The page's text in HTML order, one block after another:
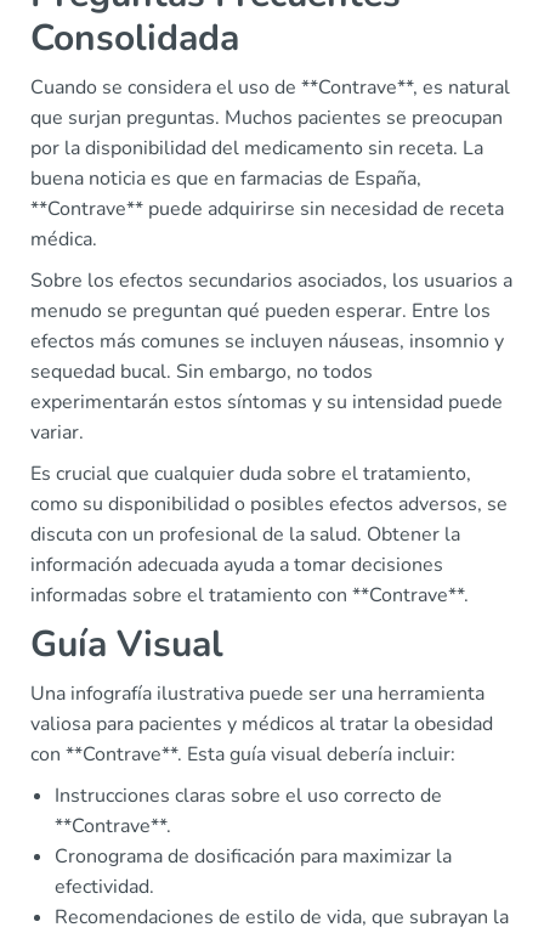
Consolidada
Cuando se considera el uso de **Contrave**, es natural
que surjan preguntas. Muchos pacientes se preocupan
por la disponibilidad del medicamento sin receta. La
buena noticia es que en farmacias de España,
**Contrave** puede adquirirse sin necesidad de receta
médica.
Sobre los efectos secundarios asociados, los usuarios a
menudo se preguntan qué pueden esperar. Entre los
efectos más comunes se incluyen náuseas, insomnio y
sequedad bucal. Sin embargo, no todos
experimentarán estos síntomas y su intensidad puede
variar.
Es crucial que cualquier duda sobre el tratamiento,
como su disponibilidad o posibles efectos adversos, se
discuta con un profesional de la salud. Obtener la
información adecuada ayuda a tomar decisiones
informadas sobre el tratamiento con **Contrave**.
Guía Visual
Una infografía ilustrativa puede ser una herramienta
valiosa para pacientes y médicos al tratar la obesidad
con **Contrave**. Esta guía visual debería incluir:
Instrucciones claras sobre el uso correcto de
**Contrave**.
Cronograma de dosificación para maximizar la
efectividad.
Recomendaciones de estilo de vida, que subrayan la